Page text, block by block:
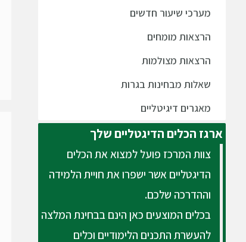
מערכי שיעור חדשים
הרצאות מומחים
הרצאות מצולמות
שאלות מבחינות בגרות
מאגרים דיגיטליים
ארגז הכלים הדיגטליים שלך
צוות המרכז פועל למצוא את הכלים
הדיגטליים אשר ישפרו את חויית הלמידה
וההדרכה שלכם.
בכלים המוצעים כאן הינם בבחינת המלצה
להעשרת התכנים הלימודיים וכלים